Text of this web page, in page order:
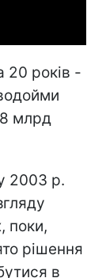
20 років -
млрд
2003 р.
поки,
рішення
в